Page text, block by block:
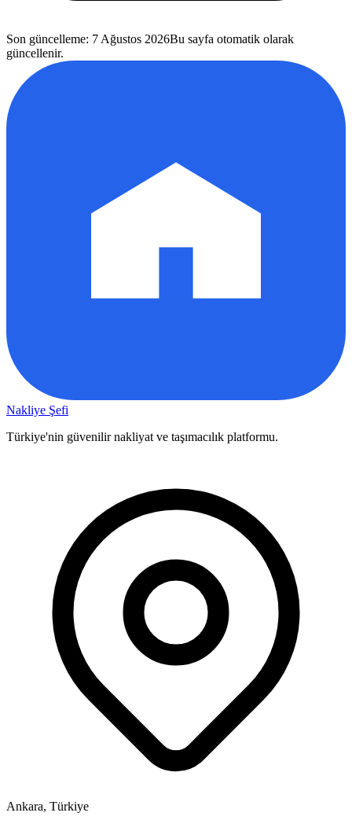
Son güncelleme: 7 Ağustos 2026Bu sayfa otomatik olarak
güncellenir.
Nakliye Şefi
Türkiye'nin güvenilir nakliyat ve taşımacılık platformu.
Ankara, Türkiye